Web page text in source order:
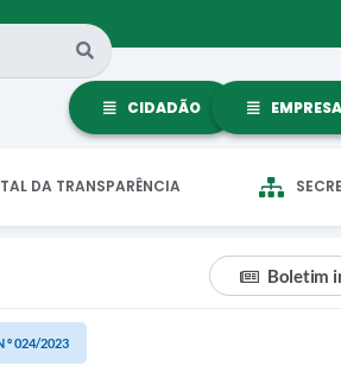
CIDADÃO EMPRESA
DA TRANSPARÊNCIA
Boletim
º 024/2023